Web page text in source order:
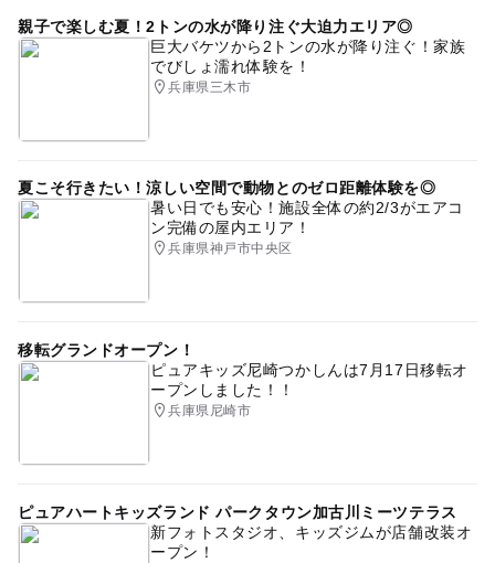
親子で楽しむ夏！2トンの水が降り注ぐ大迫力エリア◎
巨大バケツから2トンの水が降り注ぐ！家族
でびしょ濡れ体験を！
兵庫県三木市
夏こそ行きたい！涼しい空間で動物とのゼロ距離体験を◎
暑い日でも安心！施設全体の約2/3がエアコ
ン完備の屋内エリア！
兵庫県神戸市中央区
移転グランドオープン！
ピュアキッズ尼崎つかしんは7月17日移転オ
ープンしました！！
兵庫県尼崎市
ピュアハートキッズランド パークタウン加古川ミーツテラス
新フォトスタジオ、キッズジムが店舗改装オ
ープン！